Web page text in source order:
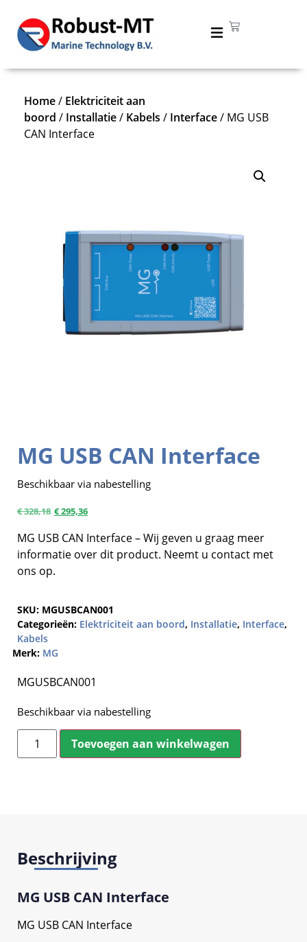
MG USB CAN Interface
Beschikbaar via nabestelling
€328,18 €295,36
MG USB CAN Interface – Wij geven u graag meer
informatie over dit product. Neemt u contact met
ons op.
SKU: MGUSBCAN001
Categorieën: Elektriciteit aan boord, Installatie, Interface,
Kabels
Merk: MG
MGUSBCAN001
Beschikbaar via nabestelling
Toevoegen aan winkelwagen
Home/ Elektriciteit aan
boord / Installatie/ Kabels / Interface/ MG USB
CAN Interface
Beschrijving
MG USB CAN Interface
MG USB CAN Interface